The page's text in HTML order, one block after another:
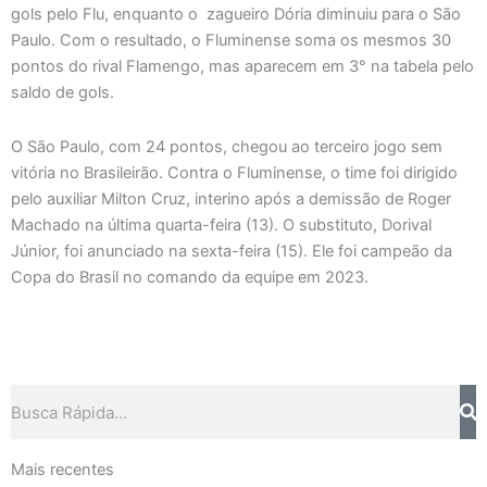
gols pelo Flu, enquanto o zagueiro Dória diminuiu para o São
Paulo. Com o resultado, o Fluminense soma os mesmos 30
pontos do rival Flamengo, mas aparecem em 3° na tabela pelo
saldo de gols.
O São Paulo, com 24 pontos, chegou ao terceiro jogo sem
vitória no Brasileirão. Contra o Fluminense, o time foi dirigido
pelo auxiliar Milton Cruz, interino após a demissão de Roger
Machado na última quarta-feira (13). O substituto, Dorival
Júnior, foi anunciado na sexta-feira (15). Ele foi campeão da
Copa do Brasil no comando da equipe em 2023.
Mais recentes